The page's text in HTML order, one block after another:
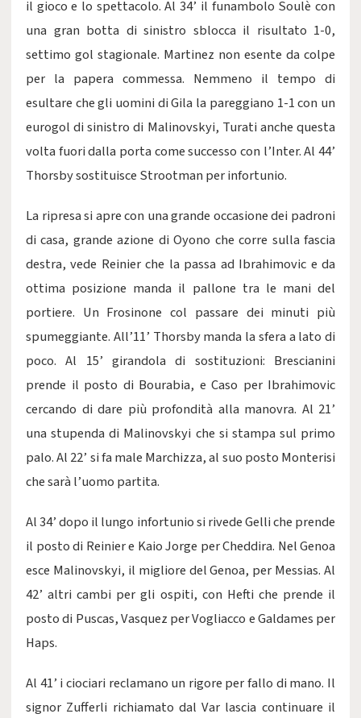
il gioco e lo spettacolo. Al 34’ il funambolo Soulè con
una gran botta di sinistro sblocca il risultato 1-0,
settimo gol stagionale. Martinez non esente da colpe
per la papera commessa. Nemmeno il tempo di
esultare che gli uomini di Gila la pareggiano 1-1 con un
eurogol di sinistro di Malinovskyi, Turati anche questa
volta fuori dalla porta come successo con l’Inter. Al 44’
Thorsby sostituisce Strootman per infortunio.
La ripresa si apre con una grande occasione dei padroni
di casa, grande azione di Oyono che corre sulla fascia
destra, vede Reinier che la passa ad Ibrahimovic e da
ottima posizione manda il pallone tra le mani del
portiere. Un Frosinone col passare dei minuti più
spumeggiante. All’11’ Thorsby manda la sfera a lato di
poco. Al 15’ girandola di sostituzioni: Brescianini
prende il posto di Bourabia, e Caso per Ibrahimovic
cercando di dare più profondità alla manovra. Al 21’
una stupenda di Malinovskyi che si stampa sul primo
palo. Al 22’ si fa male Marchizza, al suo posto Monterisi
che sarà l’uomo partita.
Al 34’ dopo il lungo infortunio si rivede Gelli che prende
il posto di Reinier e Kaio Jorge per Cheddira. Nel Genoa
esce Malinovskyi, il migliore del Genoa, per Messias. Al
42’ altri cambi per gli ospiti, con Hefti che prende il
posto di Puscas, Vasquez per Vogliacco e Galdames per
Haps.
Al 41’ i ciociari reclamano un rigore per fallo di mano. Il
signor Zufferli richiamato dal Var lascia continuare il